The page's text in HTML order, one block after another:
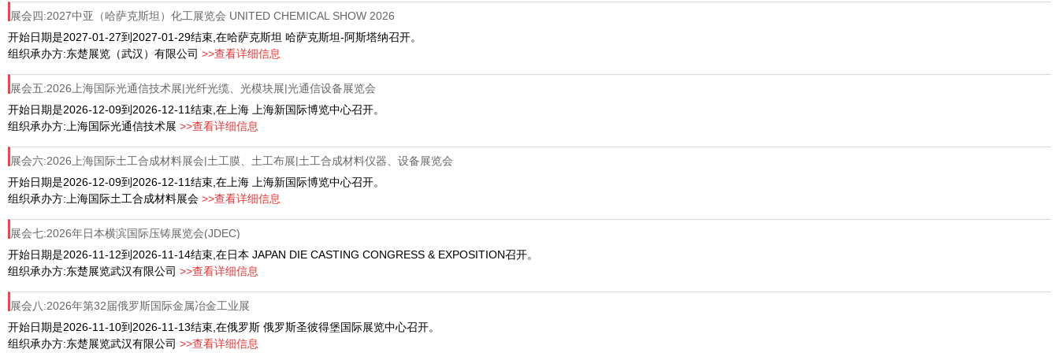
展会四:2027中亚（哈萨克斯坦）化工展览会 UNITED CHEMICAL SHOW 2026
开始日期是2027-01-27到2027-01-29结束,在哈萨克斯坦 哈萨克斯坦-阿斯塔纳召开。
组织承办方:东楚展览（武汉）有限公司 >>查看详细信息
展会五:2026上海国际光通信技术展|光纤光缆、光模块展|光通信设备展览会
开始日期是2026-12-09到2026-12-11结束,在上海 上海新国际博览中心召开。
组织承办方:上海国际光通信技术展 >>查看详细信息
展会六:2026上海国际土工合成材料展会|土工膜、土工布展|土工合成材料仪器、设备展览会
开始日期是2026-12-09到2026-12-11结束,在上海 上海新国际博览中心召开。
组织承办方:上海国际土工合成材料展会 >>查看详细信息
展会七:2026年日本横滨国际压铸展览会(JDEC)
开始日期是2026-11-12到2026-11-14结束,在日本 JAPAN DIE CASTING CONGRESS & EXPOSITION召开。
组织承办方:东楚展览武汉有限公司 >>查看详细信息
展会八:2026年第32届俄罗斯国际金属冶金工业展
开始日期是2026-11-10到2026-11-13结束,在俄罗斯 俄罗斯圣彼得堡国际展览中心召开。
组织承办方:东楚展览武汉有限公司 >>查看详细信息